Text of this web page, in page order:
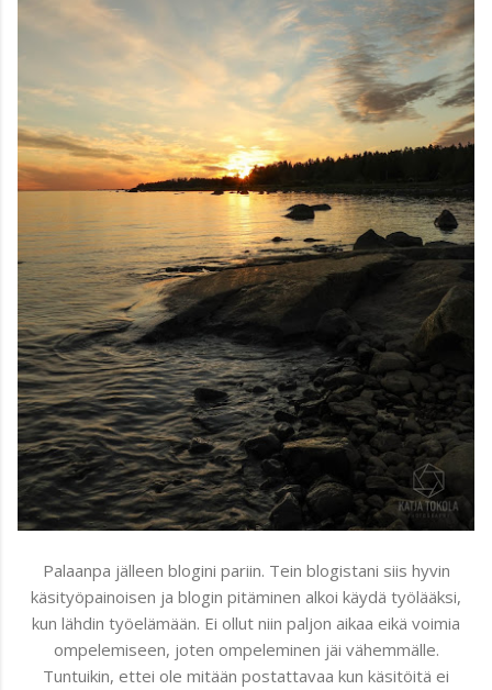
Palaanpa jälleen blogini pariin. Tein blogistani siis hyvin
käsityöpainoisen ja blogin pitäminen alkoi käydä työlääksi,
kun lähdin työelämään. Ei ollut niin paljon aikaa eikä voimia
ompelemiseen, joten ompeleminen jäi vähemmälle.
Tuntuikin, ettei ole mitään postattavaa kun käsitöitä ei